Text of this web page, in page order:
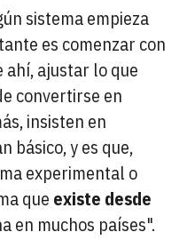
sistema empieza
es comenzar con
ahí, ajustar lo que
convertirse en
insisten en
básico, y es que,
experimental o
que existe desde
en muchos países".